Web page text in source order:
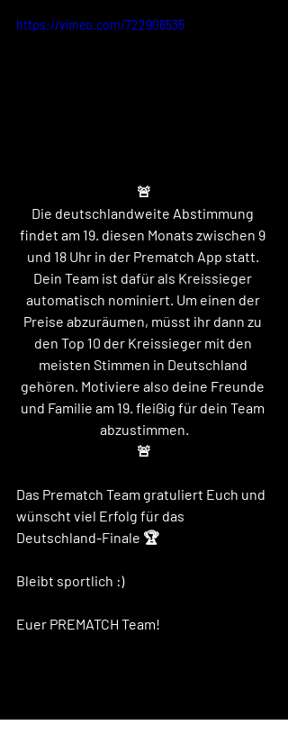
https://vimeo.com/722906535
🚨
Die deutschlandweite Abstimmung
findet am 19. diesen Monats zwischen 9
und 18 Uhr in der Prematch App statt.
Dein Team ist dafür als Kreissieger
automatisch nominiert. Um einen der
Preise abzuräumen, müsst ihr dann zu
den Top 10 der Kreissieger mit den
meisten Stimmen in Deutschland
gehören. Motiviere also deine Freunde
und Familie am 19. fleißig für dein Team
abzustimmen.
🚨
Das Prematch Team gratuliert Euch und
wünscht viel Erfolg für das
Deutschland-Finale 🏆
Bleibt sportlich :)
Euer PREMATCH Team!